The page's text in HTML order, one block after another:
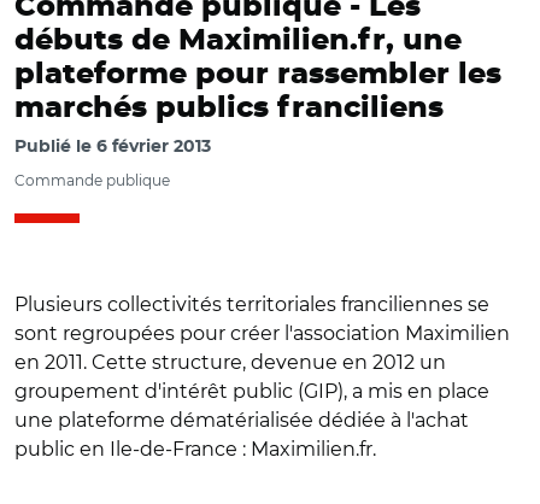
Commande publique - Les
débuts de Maximilien.fr, une
plateforme pour rassembler les
marchés publics franciliens
Publié le 6 février 2013
Commande publique
Plusieurs collectivités territoriales franciliennes se
sont regroupées pour créer l'association Maximilien
en 2011. Cette structure, devenue en 2012 un
groupement d'intérêt public (GIP), a mis en place
une plateforme dématérialisée dédiée à l'achat
public en Ile-de-France : Maximilien.fr.